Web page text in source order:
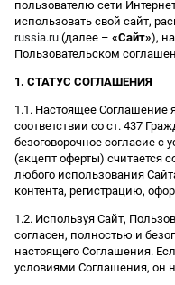
пользователю сети
использовать свой сайт,
russia.ru (далее – «Сайт»),
Пользовательском
1. СТАТУС СОГЛАШЕНИЯ
1.1. Настоящее Соглашение
соответствии со ст. 437
безоговорочное согласие
(акцепт оферты) считается
любого использования
контента, регистрацию,
1.2. Используя Сайт,
согласен, полностью и
настоящего Соглашения.
условиями Соглашения, он